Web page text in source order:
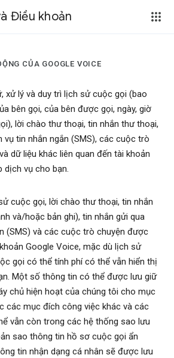
Điều khoản
CỦA GOOGLE VOICE
xử lý và duy trì lịch sử cuộc gọi (bao
bên gọi, của bên được gọi, ngày, giờ
lời chào thư thoại, tin nhắn thư thoại,
vụ tin nhắn ngắn (SMS), các cuộc trò
dữ liệu khác liên quan đến tài khoản
dịch vụ cho bạn.
cuộc gọi, lời chào thư thoại, tin nhắn
và/hoặc bản ghi), tin nhắn gửi qua
(SMS) và các cuộc trò chuyện được
Google Voice, mặc dù lịch sử
gọi có thể tính phí có thể vẫn hiển thị
Một số thông tin có thể được lưu giữ
chủ hiện hoạt của chúng tôi cho mục
các mục đích công việc khác và các
vẫn còn trong các hệ thống sao lưu
sao thông tin hồ sơ cuộc gọi ẩn
tin nhận dạng cá nhân sẽ được lưu